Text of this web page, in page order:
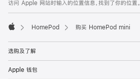
访问 Apple 网站时输入的位置信息，找到了你的位置。
HomePod 购买 HomePod mini
选购及了解
Apple 钱包